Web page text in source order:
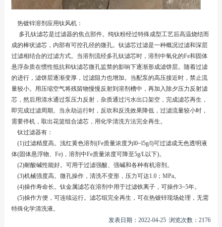
热镀锌溶剂应用钛风机：
多孔钛滤芯是过滤器的焦点部件。纯钛粉经过特殊成型工艺后高温烧结而
成的棒状滤芯，内部有可控孔径的微孔。钛滤芯过滤是一种概况过滤和深层
过滤相结合的过滤方式。当溶剂流经多孔钛滤芯时，溶剂中氧化的Fe和固体
悬浮杂质在惯性抵抗和钛滤芯微孔监禁的影响下逐渐形成滤饼层。随着过滤
的进行，滤饼层逐渐变厚，过滤阻力也增加。当配泵的高压接近时，禁止流
量较小。用压缩空气将残留物慢慢反射到溶剂槽中，再加入除夕压力反射滤
芯，然后用清水通过泵压力反射，杂质通过污水出口架空，完成滤芯再生，
即完成过滤周期。当永劫运行时，反吹和反洗效果降低，过滤流量较小时，
需要停机，取出花篮组合滤芯，用化学清洗方法完全再生。
钛过滤器有：
(1)过滤精度高。浅红黄色溶剂(Fe质量浓度为l0~l5g/l)可过滤成无色透明液
体(固体悬浮物、Fe)，溶剂中Fe质量浓度可降至5g/L以下)。
(2)耐酸碱性能好。可用于过滤强酸、强碱和各种有机溶剂。
(3)机械强度高。微孔操作，清洗不变形，压力可达1.0；MPa。
(4)操作寿命长。钛金属滤芯在溶剂中用于过滤铁离子，可操作3~5年。
(5)操作方便，可连续运行。滤芯组完全再生，可在热镀锌现场处理，无需
特殊化学清洗液。
发表日期：2022-04-25 浏览次数：2176